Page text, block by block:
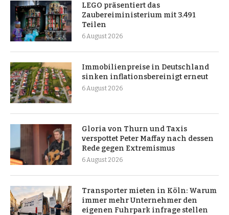
LEGO präsentiert das
Zaubereiministerium mit 3.491
Teilen
6 August 2026
Immobilienpreise in Deutschland
sinken inflationsbereinigt erneut
6 August 2026
Gloria von Thurn und Taxis
verspottet Peter Maffay nach dessen
Rede gegen Extremismus
6 August 2026
Transporter mieten in Köln: Warum
immer mehr Unternehmer den
eigenen Fuhrpark infrage stellen